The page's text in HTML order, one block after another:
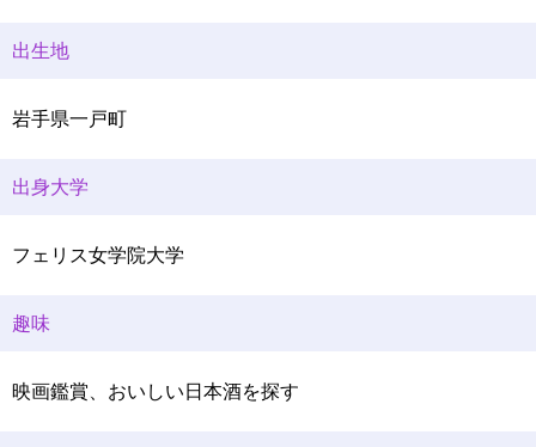
出生地
岩手県一戸町
出身大学
フェリス女学院大学
趣味
映画鑑賞、おいしい日本酒を探す